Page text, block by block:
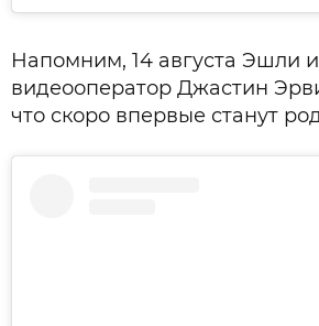
Напомним, 14 августа Эшли и
видеооператор Джастин
что скоро впервые станут